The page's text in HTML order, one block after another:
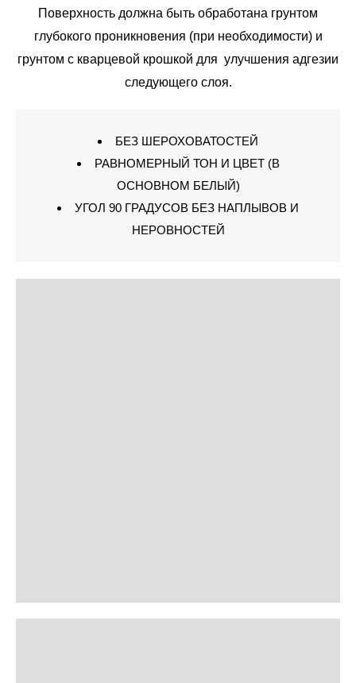
Поверхность должна быть обработана грунтом
глубокого проникновения (при необходимости) и
грунтом с кварцевой крошкой для улучшения адгезии
следующего слоя.
БЕЗ ШЕРОХОВАТОСТЕЙ
РАВНОМЕРНЫЙ ТОН И ЦВЕТ (В
ОСНОВНОМ БЕЛЫЙ)
УГОЛ 90 ГРАДУСОВ БЕЗ НАПЛЫВОВ И
НЕРОВНОСТЕЙ